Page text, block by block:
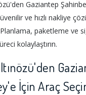
Gaziantep
ve hızlı nakliye
paketleme ve
kolaylaştırın.
İçin Araç